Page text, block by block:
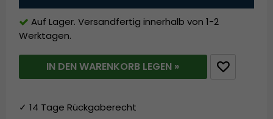
Auf Lager. Versandfertig innerhalb von 1-2
Werktagen.
IN DEN WARENKORB LEGEN »
✓ 14 Tage Rückgaberecht